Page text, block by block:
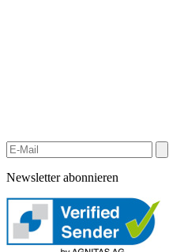
Newsletter abonnieren